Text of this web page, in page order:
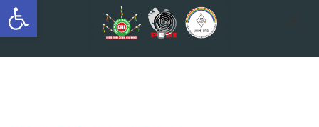
Saltar
al
INTERCULTURAL